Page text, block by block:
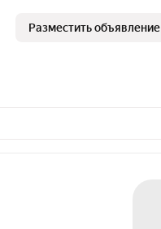
Разместить объявление